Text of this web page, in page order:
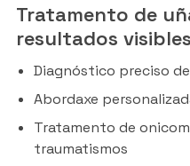
Tratamento de
resultados visibles
Diagnóstico preciso
Abordaxe
Tratamento de
traumatismos